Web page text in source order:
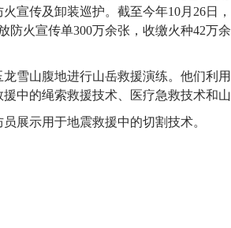
宣传及卸装巡护。截至今年10月26日
防火宣传单300万余张，收缴火种42万
龙雪山腹地进行山岳救援演练。他们利
中的绳索救援技术、医疗急救技术和
展示用于地震救援中的切割技术。